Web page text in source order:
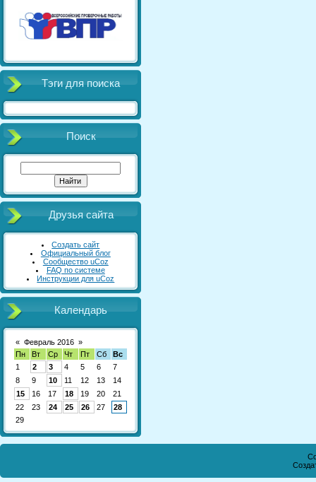
Тэги для поиска
Поиск
Друзья сайта
Создать сайт
Официальный блог
Сообщество uCoz
FAQ по системе
Инструкции для uCoz
Календарь
« Февраль 2016 »
Пн
Вт Ср Чт Пт Сб
Вс
1
2 3 4 5 6
7
8
9 10 11 12 13
14
15
16 17 18 19 20
21
22
23 24 25 26 27
28
29